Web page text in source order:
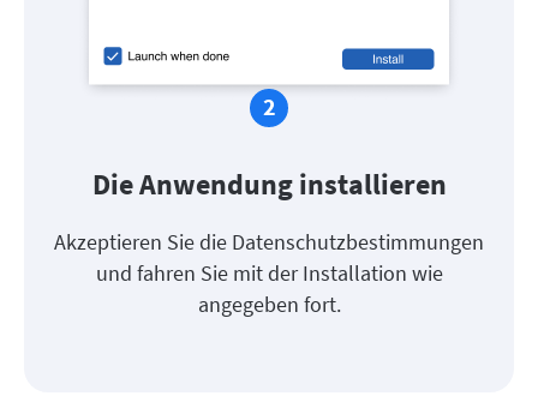
Die Anwendung installieren
Akzeptieren Sie die Datenschutzbestimmungen
und fahren Sie mit der Installation wie
angegeben fort.